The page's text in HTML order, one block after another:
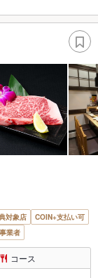
対象店
COIN+支払い可
業者
コース